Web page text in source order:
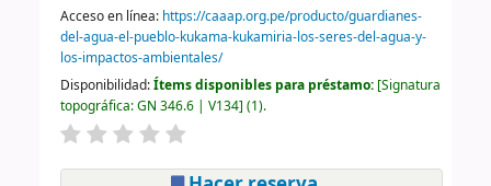
Acceso en línea: https://caaap.org.pe/producto/guardianes-
del-agua-el-pueblo-kukama-kukamiria-los-seres-del-agua-y-
los-impactos-ambientales/
Disponibilidad:Ítems disponibles para préstamo: Signatura
topográfica:GN 346.6 | V134 (1).